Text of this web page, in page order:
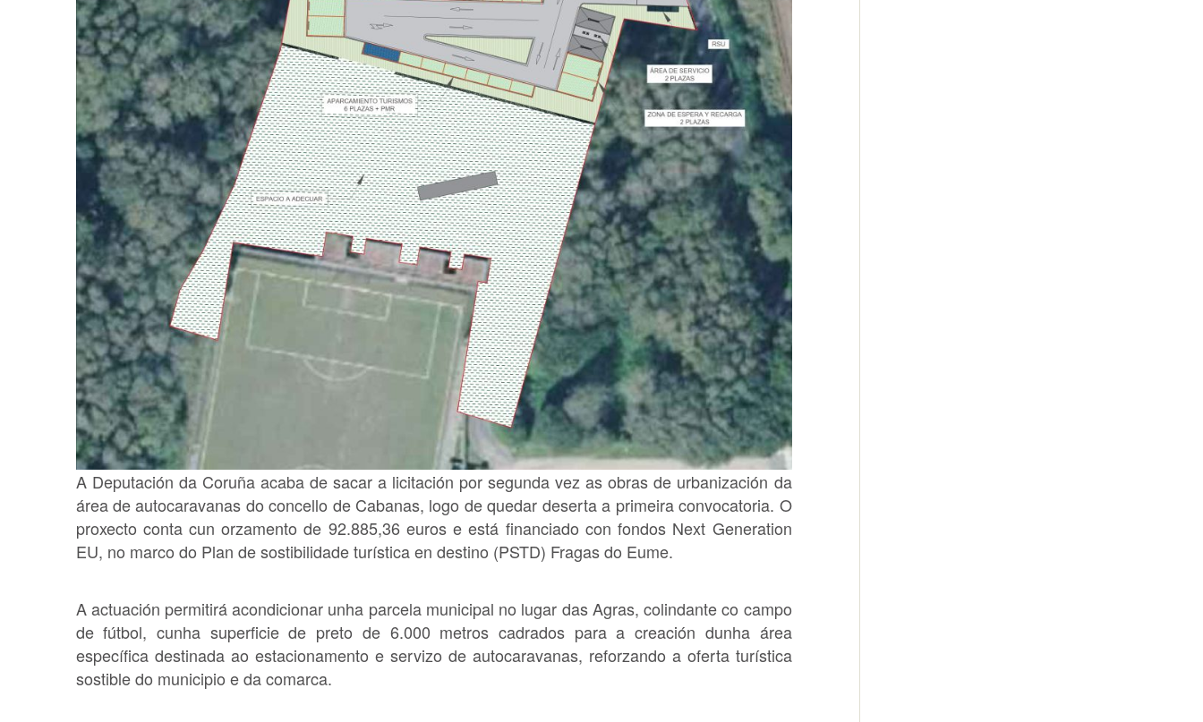
A Deputación da Coruña acaba de sacar a licitación por segunda vez as obras de urbanización da
área de autocaravanas do concello de Cabanas, logo de quedar deserta a primeira convocatoria. O
proxecto conta cun orzamento de 92.885,36 euros e está financiado con fondos Next Generation
EU, no marco do Plan de sostibilidade turística en destino (PSTD) Fragas do Eume.
A actuación permitirá acondicionar unha parcela municipal no lugar das Agras, colindante co campo
de fútbol, cunha superficie de preto de 6.000 metros cadrados para a creación dunha área
específica destinada ao estacionamento e servizo de autocaravanas, reforzando a oferta turística
sostible do municipio e da comarca.